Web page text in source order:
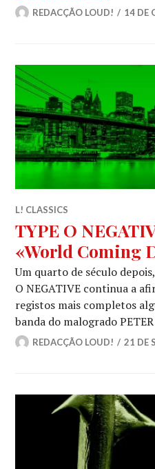
REDACÇÃO LOUD! 14 DE
L! CLASSICS
TYPE O
«World Coming
Um quarto de século
O NEGATIVE continua a
registos mais completos
banda do malogrado PETER
REDACÇÃO LOUD! 21 DE